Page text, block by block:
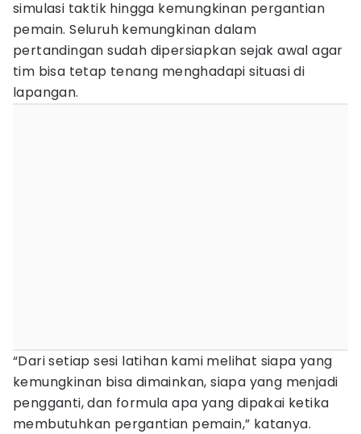
simulasi taktik hingga kemungkinan pergantian
pemain. Seluruh kemungkinan dalam
pertandingan sudah dipersiapkan sejak awal agar
tim bisa tetap tenang menghadapi situasi di
lapangan.
“Dari setiap sesi latihan kami melihat siapa yang
kemungkinan bisa dimainkan, siapa yang menjadi
pengganti, dan formula apa yang dipakai ketika
membutuhkan pergantian pemain,” katanya.